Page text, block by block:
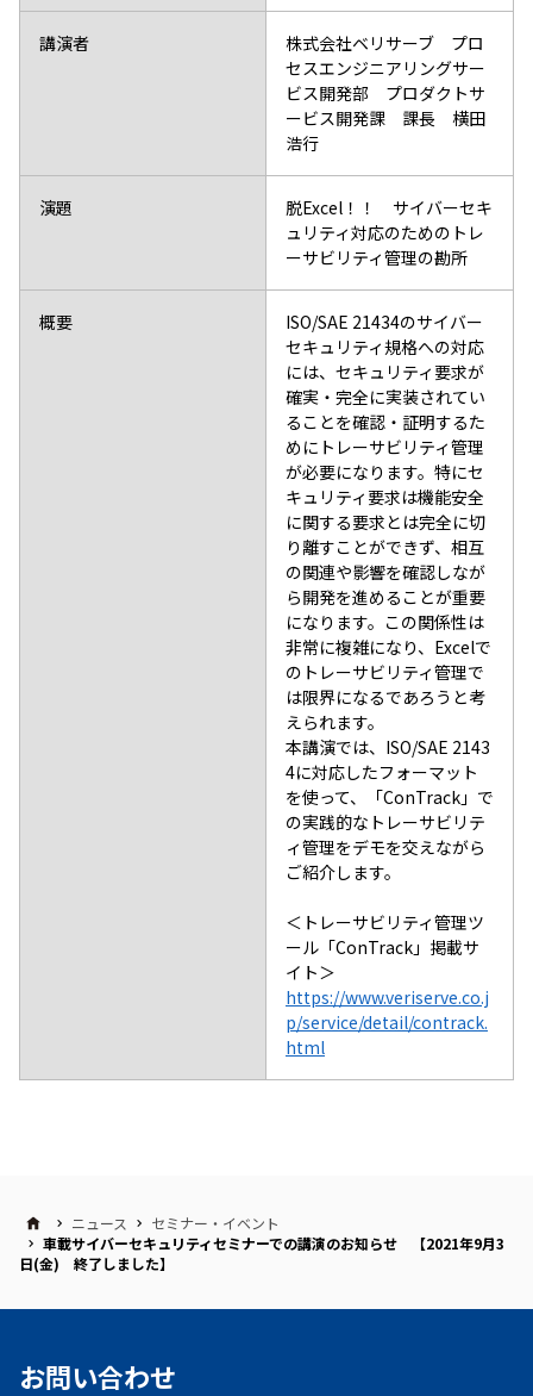
講演者
株式会社ベリサーブ プロ
セスエンジニアリングサー
ビス開発部 プロダクトサ
ービス開発課 課長 横田
浩行
演題
脱Excel！！ サイバーセキ
ュリティ対応のためのトレ
ーサビリティ管理の勘所
概要
ISO/SAE 21434のサイバー
セキュリティ規格への対応
には、セキュリティ要求が
確実・完全に実装されてい
ることを確認・証明するた
めにトレーサビリティ管理
が必要になります。特にセ
キュリティ要求は機能安全
に関する要求とは完全に切
り離すことができず、相互
の関連や影響を確認しなが
ら開発を進めることが重要
になります。この関係性は
非常に複雑になり、Excelで
のトレーサビリティ管理で
は限界になるであろうと考
えられます。
本講演では、ISO/SAE 2143
4に対応したフォーマット
を使って、「ConTrack」で
の実践的なトレーサビリテ
ィ管理をデモを交えながら
ご紹介します。
＜トレーサビリティ管理ツ
ール「ConTrack」掲載サ
イト＞
https://www.veriserve.co.j
p/service/detail/contrack.
html
ニュース
セミナー・イベント
車載サイバーセキュリティセミナーでの講演のお知らせ 【2021年9月3
日(金) 終了しました】
お問い合わせ